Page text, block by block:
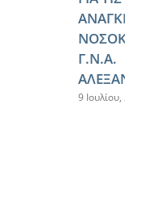
ΑΝΑΓΚΕΣ
Γ.Ν.Α.
9 Ιουλίου, 2026